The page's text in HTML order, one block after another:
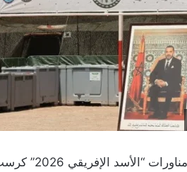
أكدت القيادة العسكرية